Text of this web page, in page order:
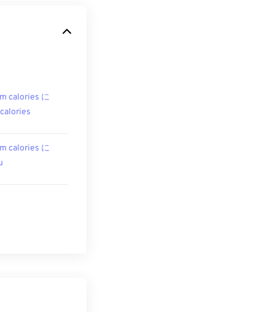
calories に
calories に